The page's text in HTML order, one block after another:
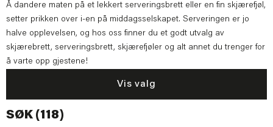
Å dandere maten på et lekkert serveringsbrett eller en fin skjærefjøl,
setter prikken over i-en på middagsselskapet. Serveringen er jo
halve opplevelsen, og hos oss finner du et godt utvalg av
skjærebrett, serveringsbrett, skjærefjøler og alt annet du trenger for
å varte opp gjestene!
Vis valg
SØK (118)